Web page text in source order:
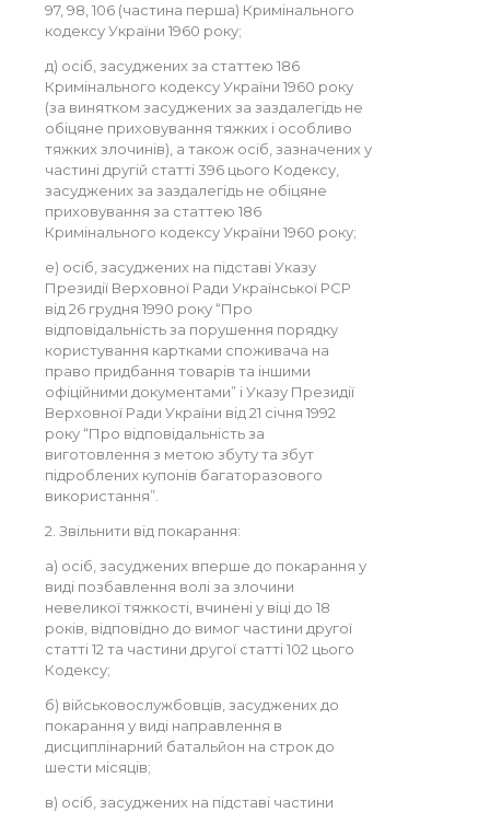
97, 98, 106 (частина перша) Кримінального
кодексу України 1960 року;
д) осіб, засуджених за статтею 186
Кримінального кодексу України 1960 року
(за винятком засуджених за заздалегідь не
обіцяне приховування тяжких і особливо
тяжких злочинів), а також осіб, зазначених у
частині другій статті 396 цього Кодексу,
засуджених за заздалегідь не обіцяне
приховування за статтею 186
Кримінального кодексу України 1960 року;
е) осіб, засуджених на підставі Указу
Президії Верховної Ради Української РСР
від 26 грудня 1990 року “Про
відповідальність за порушення порядку
користування картками споживача на
право придбання товарів та іншими
офіційними документами” і Указу Президії
Верховної Ради України від 21 січня 1992
року “Про відповідальність за
виготовлення з метою збуту та збут
підроблених купонів багаторазового
використання”.
2. Звільнити від покарання:
а) осіб, засуджених вперше до покарання у
виді позбавлення волі за злочини
невеликої тяжкості, вчинені у віці до 18
років, відповідно до вимог частини другої
статті 12 та частини другої статті 102 цього
Кодексу;
б) військовослужбовців, засуджених до
покарання у виді направлення в
дисциплінарний батальйон на строк до
шести місяців;
в) осіб, засуджених на підставі частини